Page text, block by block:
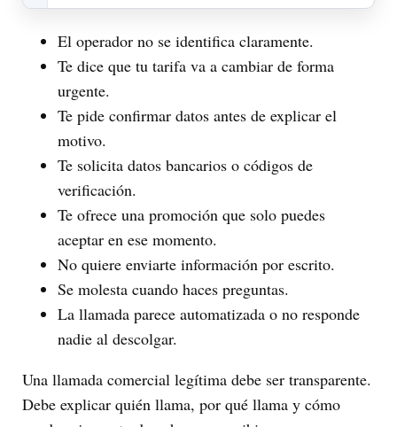
El operador no se identifica claramente.
Te dice que tu tarifa va a cambiar de forma
urgente.
Te pide confirmar datos antes de explicar el
motivo.
Te solicita datos bancarios o códigos de
verificación.
Te ofrece una promoción que solo puedes
aceptar en ese momento.
No quiere enviarte información por escrito.
Se molesta cuando haces preguntas.
La llamada parece automatizada o no responde
nadie al descolgar.
Una llamada comercial legítima debe ser transparente.
Debe explicar quién llama, por qué llama y cómo